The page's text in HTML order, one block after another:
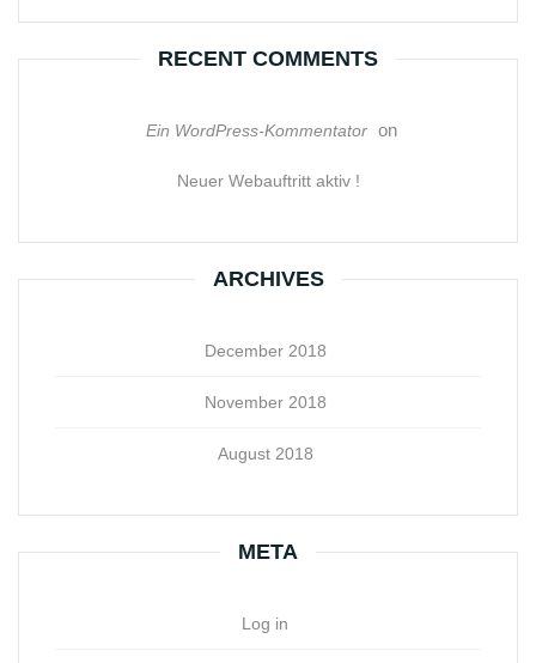
RECENT COMMENTS
Ein WordPress-Kommentator on
Neuer Webauftritt aktiv !
ARCHIVES
December 2018
November 2018
August 2018
META
Log in